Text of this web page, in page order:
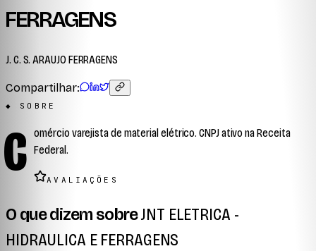
FERRAGENS
J. C. S. ARAUJO FERRAGENS
Compartilhar:
◆ SOBRE
C omércio varejista de material elétrico. CNPJ ativo na Receita
Federal.
AVALIAÇÕES
O que dizem sobreJNT ELETRICA -
HIDRAULICA E FERRAGENS